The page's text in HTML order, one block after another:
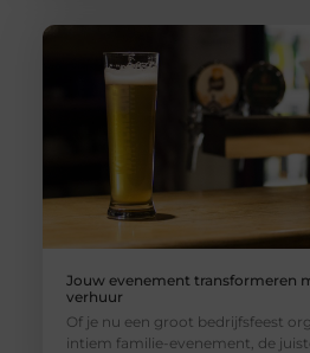
Jouw evenement transformeren
verhuur
Of je nu een groot bedrijfsfeest
intiem familie-evenement, de